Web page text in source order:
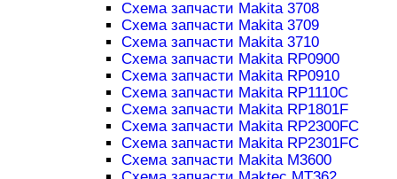
Схема запчасти Makita 3708
Схема запчасти Makita 3709
Схема запчасти Makita 3710
Схема запчасти Makita RP0900
Схема запчасти Makita RP0910
Схема запчасти Makita RP1110C
Схема запчасти Makita RP1801F
Схема запчасти Makita RP2300FC
Схема запчасти Makita RP2301FC
Схема запчасти Makita M3600